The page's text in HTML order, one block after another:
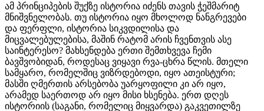
ამ პრინციპების შუქზე ისტორია იძენს თავის ჭეშმარიტ
მნიშვნელობას. თუ ისტორია იყო მხოლოდ ნანგრევები
და ფერფლი, ისტორია სიკვდილისა და
მიცვალებულებისა, მაშინ რატომ არის ჩვენთვის ასე
საინტერესო? მახსენდება ერთი შემთხვევა ჩემი
ბავშვობიდან, როდესაც ვიყავი რვა-ცხრა წლის. მთელი
სამყარო, რომელშიც ვიზრდებოდი, იყო ათეისტური;
მასში ღმერთის არსებობა უარყოფილი კი არ იყო,
არამედ საერთოდ არ იყო მისი ხსენება. ერთ დღეს
ისტორიის (საგანი, რომელიც მიყვარდა) გაკვეთილზე